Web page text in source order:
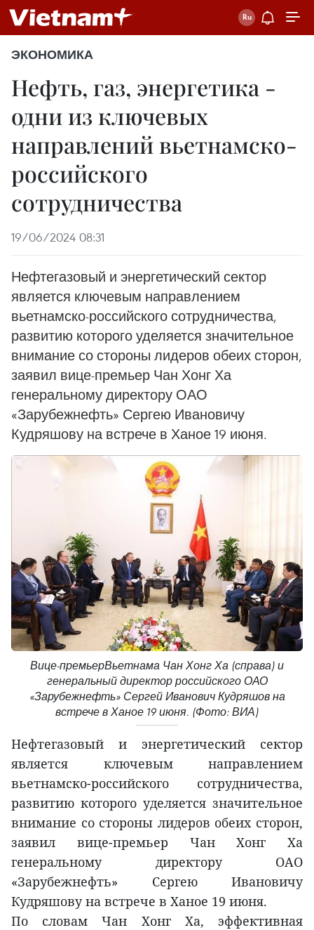
ЭКОНОМИКА
Нефть, газ, энергетика -
одни из ключевых
направлений вьетнамско-
российского
сотрудничества
19/06/2024 08:31
Нефтегазовый и энергетический сектор
является ключевым направлением
вьетнамско-российского сотрудничества,
развитию которого уделяется значительное
внимание со стороны лидеров обеих сторон,
заявил вице-премьер Чан Хонг Ха
генеральному директору ОАО
«Зарубежнефть» Сергею Ивановичу
Кудряшову на встрече в Ханое 19 июня.
Вице-премьерВьетнама Чан Хонг Ха (справа) и
генеральный директор российского ОАО
«Зарубежнефть» Сергей Иванович Кудряшов на
встрече в Ханое 19 июня. (Фото: ВИА)
Нефтегазовый и энергетический сектор
является ключевым направлением
вьетнамско-российского сотрудничества,
развитию которого уделяется значительное
внимание со стороны лидеров обеих сторон,
заявил вице-премьер Чан Хонг Ха
генеральному директору ОАО
«Зарубежнефть» Сергею Ивановичу
Кудряшову на встрече в Ханое 19 июня.
По словам Чан Хонг Ха, эффективная